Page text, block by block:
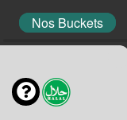
Nos Buckets